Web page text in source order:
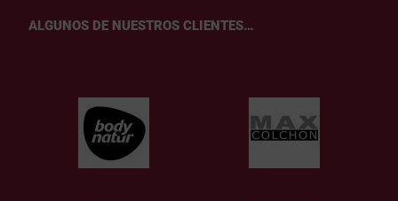
ALGUNOS DE NUESTROS CLIENTES…